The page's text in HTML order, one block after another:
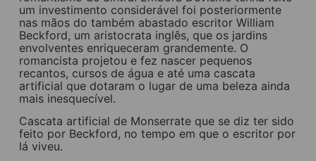
um investimento considerável foi posteriormente
nas mãos do também abastado escritor William
Beckford, um aristocrata inglês, que os jardins
envolventes enriqueceram grandemente. O
romancista projetou e fez nascer pequenos
recantos, cursos de água e até uma cascata
artificial que dotaram o lugar de uma beleza ainda
mais inesquecível.
Cascata artificial de Monserrate que se diz ter sido
feito por Beckford, no tempo em que o escritor por
lá viveu.